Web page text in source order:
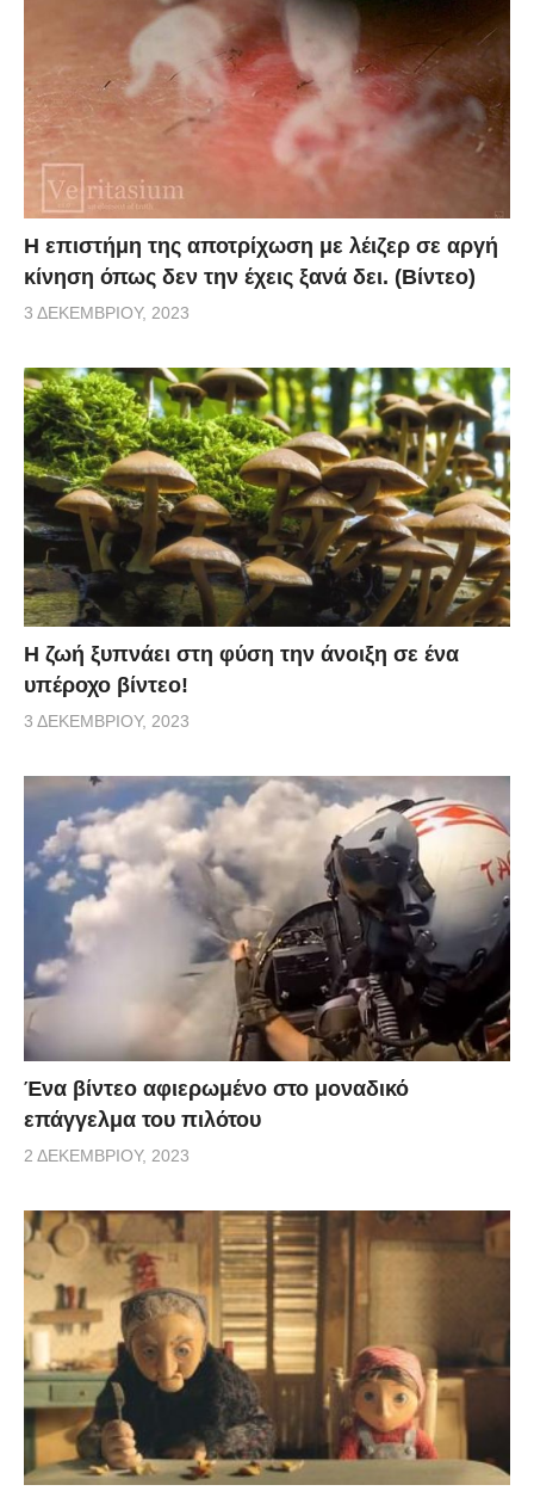
Η επιστήμη της αποτρίχωση με λέιζερ σε αργή
κίνηση όπως δεν την έχεις ξανά δει. (Βίντεο)
3 ΔΕΚΕΜΒΡΊΟΥ, 2023
Η ζωή ξυπνάει στη φύση την άνοιξη σε ένα
υπέροχο βίντεο!
3 ΔΕΚΕΜΒΡΊΟΥ, 2023
Ένα βίντεο αφιερωμένο στο μοναδικό
επάγγελμα του πιλότου
2 ΔΕΚΕΜΒΡΊΟΥ, 2023